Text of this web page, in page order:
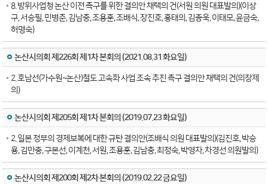
8. 방위사업청 논산 이전 촉구를 위한 결의안 채택의 건(서원 의원 대표발의)(이상
구, 서승필, 민병춘, 김남충, 조용훈, 조배식, 장진호, 홍태의, 김종욱, 이태모, 윤금숙,
허명숙)
논산시의회 제226회 제1차 본회의 (2021.08.31 화요일)
2. 호남선(가수원~논산)철도 고속화 사업 조속 추진 촉구 결의안 채택의 건(의장제
의)
논산시의회 제205회 제1차 본회의 (2019.07.23 화요일)
2. 일본 정부의 경제보복에 대한 규탄 결의안(조배식 의원 대표발의)(김진호, 박승
용, 김만중, 구본선, 이계천, 서원, 조용훈, 김남충, 최정숙, 박영자, 차경선 의원발의)
논산시의회 제200회 제2차 본회의 (2019.02.22 금요일)